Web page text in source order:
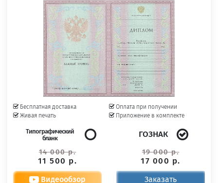
Бесплатная доставка
Живая печать
Оплата при получении
Приложение в комплекте
Типографический
бланк
14 000 р.
11 500 р.
ГОЗНАК
19 000 р.
17 000 р.
Видеообзор Заказать